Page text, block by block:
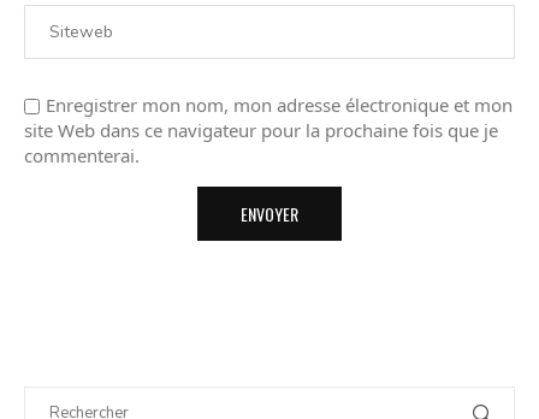
Enregistrer mon nom, mon adresse électronique et mon
site Web dans ce navigateur pour la prochaine fois que je
commenterai.